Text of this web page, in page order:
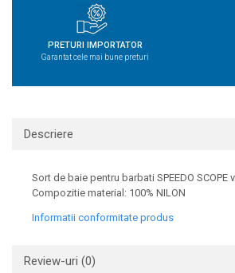
PRETURI IMPORTATOR
Garantat cele mai bune preturi
Descriere
Sort de baie pentru barbati SPEEDO SCOPE
Compozitie material: 100% NILON
Informatii conformitate produs
Review-uri (0)